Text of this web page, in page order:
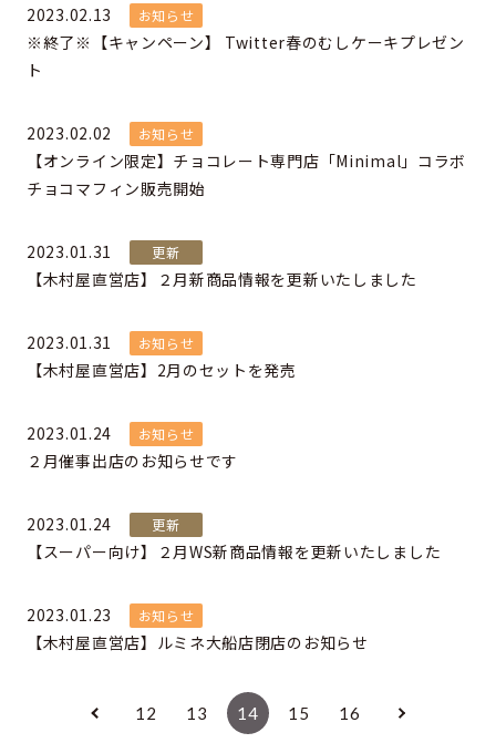
2023.02.13 お知らせ
※終了※【キャンペーン】 Twitter春のむしケーキプレゼン
ト
2023.02.02 お知らせ
【オンライン限定】チョコレート専門店「Minimal」コラボ
チョコマフィン販売開始
2023.01.31 更新
【木村屋直営店】２月新商品情報を更新いたしました
2023.01.31 お知らせ
【木村屋直営店】2月のセットを発売
2023.01.24 お知らせ
２月催事出店のお知らせです
2023.01.24 更新
【スーパー向け】２月WS新商品情報を更新いたしました
2023.01.23 お知らせ
【木村屋直営店】ルミネ大船店閉店のお知らせ
12 13 14 15 16